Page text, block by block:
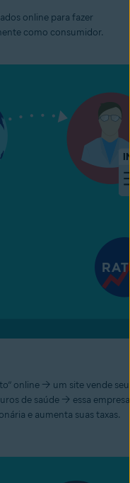
online para fazer
como consumidor.
online → um site vende seu
de saúde → essa empresa
e aumenta suas taxas.